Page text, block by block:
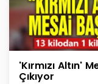
'Kırmızı Altın'
Çıkıyor